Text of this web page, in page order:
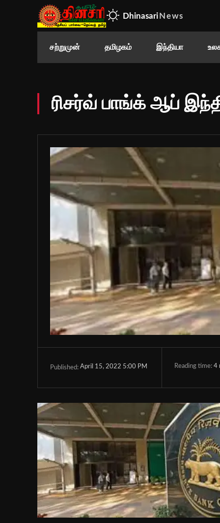
Dhinasari News
சற்றுமுன் தமிழகம் இந்தியா
ரிசர்வ் பாங்க் ஆப்
Published: April 15, 2022 5:00 PM Reading time: 4